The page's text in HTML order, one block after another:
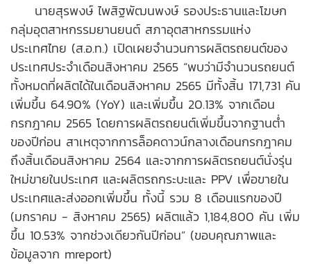
นายสุรพงษ์ ไพสิฐพัฒนพงษ์ รองประธานและโฆษก
กลุ่มอุตสาหกรรมยานยนต์ สภาอุตสาหกรรมแห่ง
ประเทศไทย (ส.อ.ท.) เปิดเผยจำนวนการผลิตรถยนต์ของ
ประเทศประจำเดือนสิงหาคม 2565 “พบว่ามีจำนวนรถยนต์
ทั้งหมดที่ผลิตได้ในเดือนสิงหาคม 2565 มีทั้งสิ้น 171,731 คัน
เพิ่มขึ้น 64.90% (YoY) ​และเพิ่มขึ้น 20.13% จากเดือน
กรกฎาคม 2565 โดยการผลิตรถยนต์เพิ่มขึ้นจากฐานต่ำ
ของปีก่อน สาเหตุจากการล็อคดาวน์กลางเดือนกรกฎาคม
ถึงสิ้นเดือนสิงหาคม 2564 และจากการผลิตรถยนต์นั่งรุ่น
ใหม่ขายในประเทศ และผลิตรถกระบะและ PPV เพื่อขายใน
ประเทศและส่งออกเพิ่มขึ้น ทั้งนี้ รวม 8 เดือนแรกของปี
(มกราคม - สิงหาคม 2565) ผลิตแล้ว 1,184,800 คัน เพิ่ม
ขึ้น 10.53% จากช่วงเดียวกันปีก่อน” (ขอบคุณภาพและ
ข้อมูลจาก mreport)